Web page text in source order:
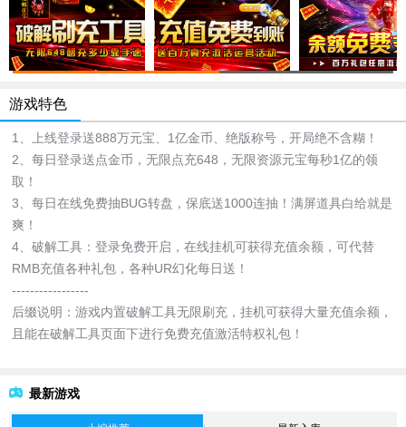
游戏特色
1、上线登录送888万元宝、1亿金币、绝版称号，开局绝不含糊！
2、每日登录送点金币，无限点充648，无限资源元宝每秒1亿的领
取！
3、每日在线免费抽BUG转盘，保底送1000连抽！满屏道具白给就是
爽！
4、破解工具：登录免费开启，在线挂机可获得充值余额，可代替
RMB充值各种礼包，各种UR幻化每日送！
-----------------
后缀说明：游戏内置破解工具无限刷充，挂机可获得大量充值余额，
且能在破解工具页面下进行免费充值激活特权礼包！
最新游戏